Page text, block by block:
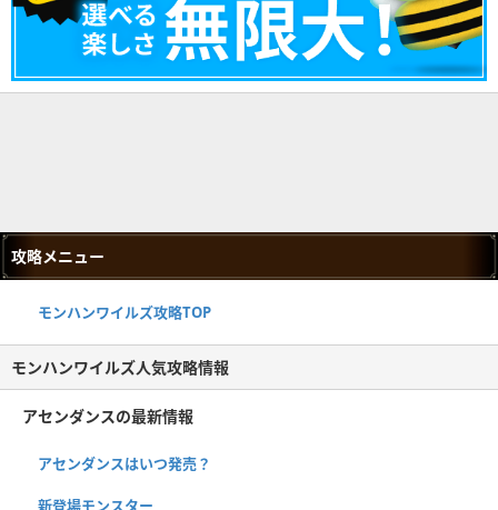
攻略メニュー
モンハンワイルズ攻略TOP
モンハンワイルズ人気攻略情報
アセンダンスの最新情報
アセンダンスはいつ発売？
新登場モンスター